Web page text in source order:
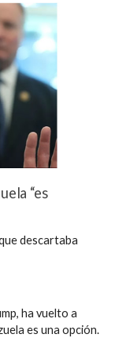
“es
descartaba
ha vuelto a
es una opción.